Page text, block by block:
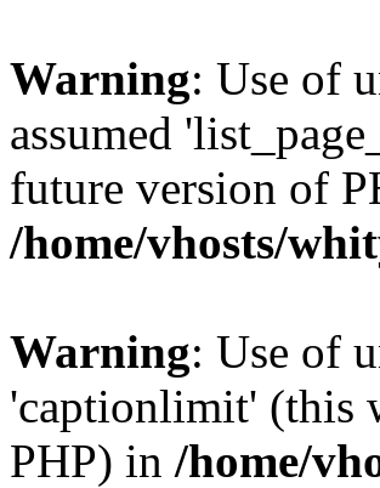
Warning: Use of
assumed
future version of
/home/vhosts/
Warning: Use of
'captionlimit' (this
PHP) in /home/